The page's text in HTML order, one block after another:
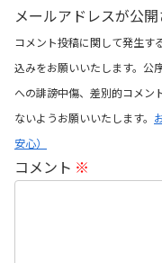
メールアドレスが公開
コメント投稿に関して発生す
込みをお願いいたします。公
への誹謗中傷、差別的コメン
ないようお願いいたします。
安心）
コメント ※